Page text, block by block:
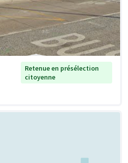
Retenue en présélection
citoyenne